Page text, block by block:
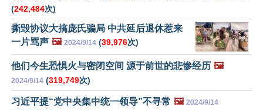
(242,484次)
撕毁协议大搞庞氏骗局 中共延后退休惹来
一片骂声 🖼️ 2024/9/14 (39,976次)
他们今生恐惧火与密闭空间 源于前世的悲惨经历 🖼️
2024/9/14 (319,749次)
习近平提“党中央集中统一领导”不寻常 🖼️ 2024/9/14